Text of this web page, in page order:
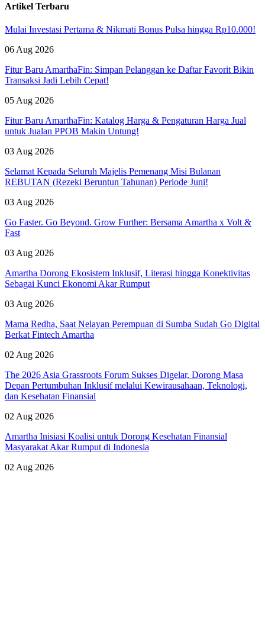
Artikel Terbaru
Mulai Investasi Pertama & Nikmati Bonus Pulsa hingga Rp10.000!
06 Aug 2026
Fitur Baru AmarthaFin: Simpan Pelanggan ke Daftar Favorit Bikin
Transaksi Jadi Lebih Cepat!
05 Aug 2026
Fitur Baru AmarthaFin: Katalog Harga & Pengaturan Harga Jual
untuk Jualan PPOB Makin Untung!
03 Aug 2026
Selamat Kepada Seluruh Majelis Pemenang Misi Bulanan
REBUTAN (Rezeki Beruntun Tahunan) Periode Juni!
03 Aug 2026
Go Faster. Go Beyond. Grow Further: Bersama Amartha x Volt &
Fast
03 Aug 2026
Amartha Dorong Ekosistem Inklusif, Literasi hingga Konektivitas
Sebagai Kunci Ekonomi Akar Rumput
03 Aug 2026
Mama Redha, Saat Nelayan Perempuan di Sumba Sudah Go Digital
Berkat Fintech Amartha
02 Aug 2026
The 2026 Asia Grassroots Forum Sukses Digelar, Dorong Masa
Depan Pertumbuhan Inklusif melalui Kewirausahaan, Teknologi,
dan Kesehatan Finansial
02 Aug 2026
Amartha Inisiasi Koalisi untuk Dorong Kesehatan Finansial
Masyarakat Akar Rumput di Indonesia
02 Aug 2026